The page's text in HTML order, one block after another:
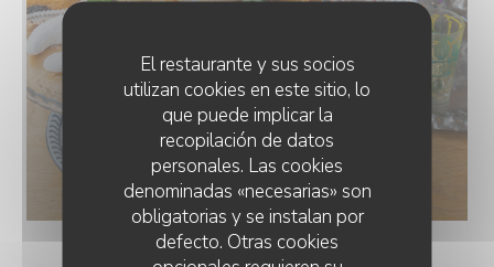
El restaurante y sus socios
utilizan cookies en este sitio, lo
que puede implicar la
recopilación de datos
personales. Las cookies
denominadas «necesarias» son
obligatorias y se instalan por
defecto. Otras cookies